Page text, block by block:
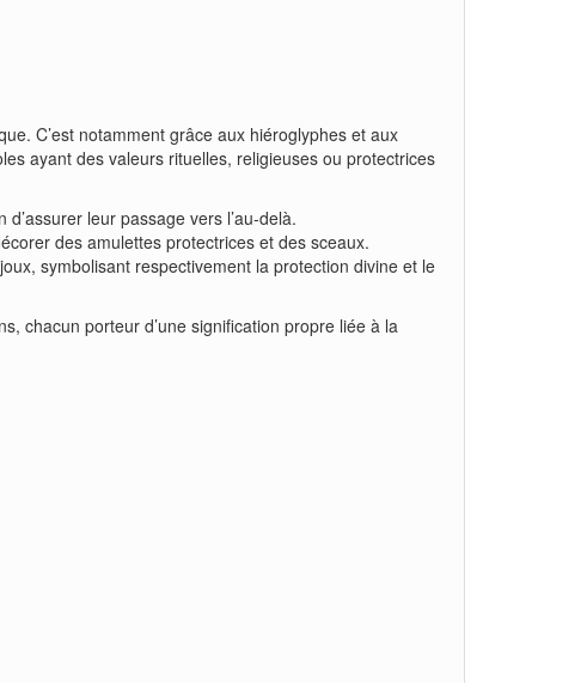
C’est notamment grâce aux hiéroglyphes et aux
ayant des valeurs rituelles, religieuses ou protectrices
leur passage vers l’au-delà.
des amulettes protectrices et des sceaux.
symbolisant respectivement la protection divine et le
chacun porteur d’une signification propre liée à la